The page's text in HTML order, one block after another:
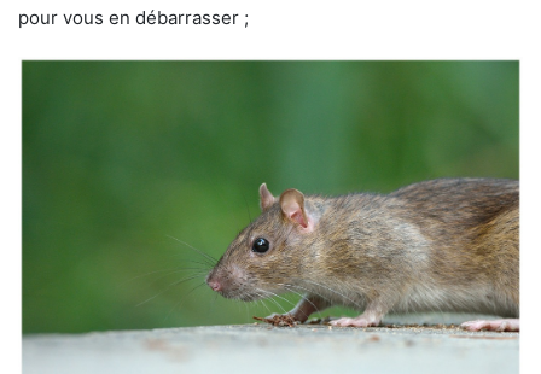
pour vous en débarrasser ;